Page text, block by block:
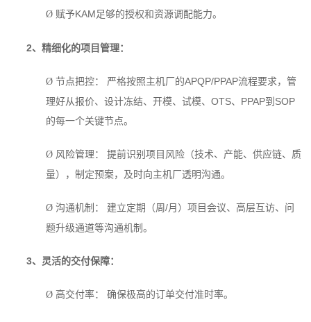
Ø 赋予KAM足够的授权和资源调配能力。
2、精细化的项目管理：
Ø 节点把控： 严格按照主机厂的APQP/PPAP流程要求，管
理好从报价、设计冻结、开模、试模、OTS、PPAP到SOP
的每一个关键节点。
Ø 风险管理： 提前识别项目风险（技术、产能、供应链、质
量），制定预案，及时向主机厂透明沟通。
Ø 沟通机制： 建立定期（周/月）项目会议、高层互访、问
题升级通道等沟通机制。
3、灵活的交付保障：
Ø 高交付率： 确保极高的订单交付准时率。